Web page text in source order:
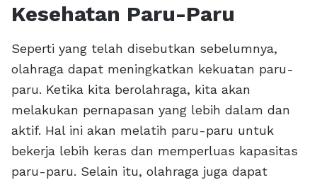
Kesehatan Paru-Paru
Seperti yang telah disebutkan sebelumnya,
olahraga dapat meningkatkan kekuatan paru-
paru. Ketika kita berolahraga, kita akan
melakukan pernapasan yang lebih dalam dan
aktif. Hal ini akan melatih paru-paru untuk
bekerja lebih keras dan memperluas kapasitas
paru-paru. Selain itu, olahraga juga dapat